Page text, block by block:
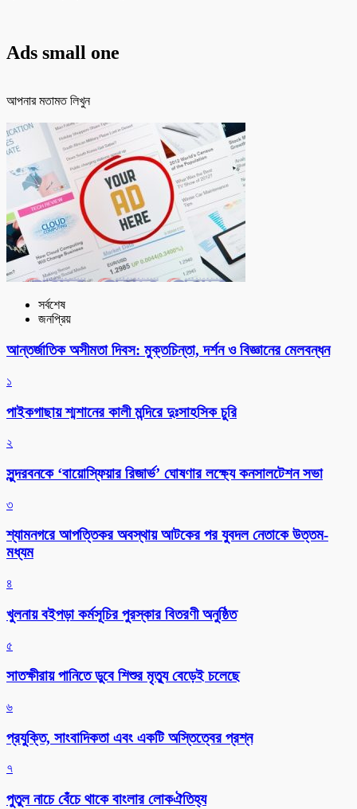
Ads small one
আপনার মতামত লিখুন
সর্বশেষ
জনপ্রিয়
আন্তর্জাতিক অসীমতা দিবস: মুক্তচিন্তা, দর্শন ও বিজ্ঞানের মেলবন্ধন
১
পাইকগাছায় শ্মশানের কালী মন্দিরে দুঃসাহসিক চুরি
২
সুন্দরবনকে ‘বায়োস্ফিয়ার রিজার্ভ’ ঘোষণার লক্ষ্যে কনসালটেশন সভা
৩
শ্যামনগরে আপত্তিকর অবস্থায় আটকের পর যুবদল নেতাকে উত্তম-
মধ্যম
৪
খুলনায় বইপড়া কর্মসূচির পুরস্কার বিতরণী অনুষ্ঠিত
৫
সাতক্ষীরায় পানিতে ডুবে শিশুর মৃত্যু বেড়েই চলেছে
৬
প্রযুক্তি, সাংবাদিকতা এবং একটি অস্তিত্বের প্রশ্ন
৭
পুতুল নাচে বেঁচে থাকে বাংলার লোকঐতিহ্য